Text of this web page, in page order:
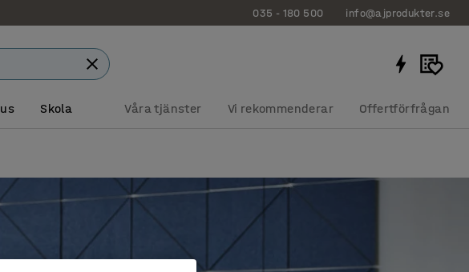
035 - 180 500 info@ajprodukter.se
Skola Våra tjänster Vi rekommenderar Offertförfrågan